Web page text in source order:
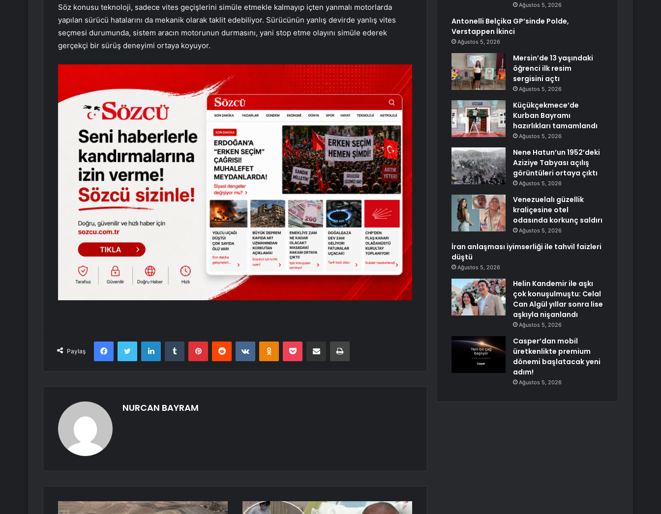
Söz konusu teknoloji, sadece vites geçişlerini simüle etmekle kalmayıp içten yanmalı motorlarda
yapılan sürücü hatalarını da mekanik olarak taklit edebiliyor. Sürücünün yanlış devirde yanlış vites
seçmesi durumunda, sistem aracın motorunun durmasını, yani stop etme olayını simüle ederek
gerçekçi bir sürüş deneyimi ortaya koyuyor.
Paylaş
FacebookTwitter LinkedInTumblr PinterestReddit VKontakteOdnoklassniki
Pocket E-Posta ile paylaş Yazdır
NURCAN BAYRAM
Ağustos 5, 2026
Antonelli Belçika GP’sinde Polde,
Verstappen İkinci
Ağustos 5, 2026
Mersin’de 13 yaşındaki
öğrenci ilk resim
sergisini açtı
Ağustos 5, 2026
Küçükçekmece’de
Kurban Bayramı
hazırlıkları tamamlandı
Ağustos 5, 2026
Nene Hatun’un 1952’deki
Aziziye Tabyası açılış
görüntüleri ortaya çıktı
Ağustos 5, 2026
Venezuelalı güzellik
kraliçesine otel
odasında korkunç saldırı
Ağustos 5, 2026
İran anlaşması iyimserliği ile tahvil faizleri
düştü
Ağustos 5, 2026
Helin Kandemir ile aşkı
çok konuşulmuştu: Celal
Can Algül yıllar sonra lise
aşkıyla nişanlandı
Ağustos 5, 2026
Casper’dan mobil
üretkenlikte premium
dönemi başlatacak yeni
adım!
Ağustos 5, 2026